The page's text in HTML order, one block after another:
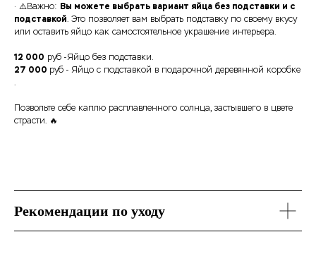
· ⚠️Важно: Вы можете выбрать вариант яйца без подставки и с
подставкой. Это позволяет вам выбрать подставку по своему вкусу
или оставить яйцо как самостоятельное украшение интерьера.
12 000 руб -Яйцо без подставки.
27 000 руб - Яйцо с подставкой в подарочной деревянной коробке
.
Позвольте себе каплю расплавленного солнца, застывшего в цвете
страсти. 🔥
Рекомендации по уходу